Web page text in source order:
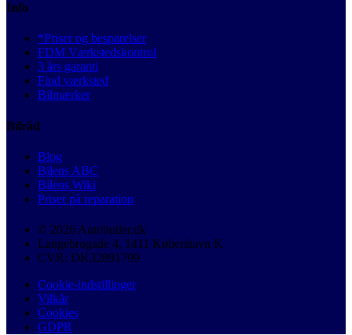
Info
*Priser og besparelser
FDM Værkstedskontrol
3 års garanti
Find værksted
Bilmærker
Bilråd
Blog
Bilens ABC
Bilens Wiki
Priser på reparation
© 2026 Autobutler.dk
Langebrogade 4, 1411 København K
CVR: DK32891799
Cookie-indstillinger
Vilkår
Cookies
GDPR